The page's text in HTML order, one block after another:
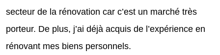
secteur de la rénovation car c’est un marché très
porteur. De plus, j’ai déjà acquis de l’expérience en
rénovant mes biens personnels.